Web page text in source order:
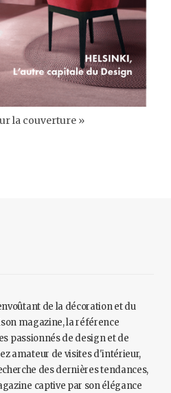
la couverture »
de la décoration et du
magazine, la référence
passionnés de design et de
amateur de visites d'intérieur,
des dernières tendances,
captive par son élégance